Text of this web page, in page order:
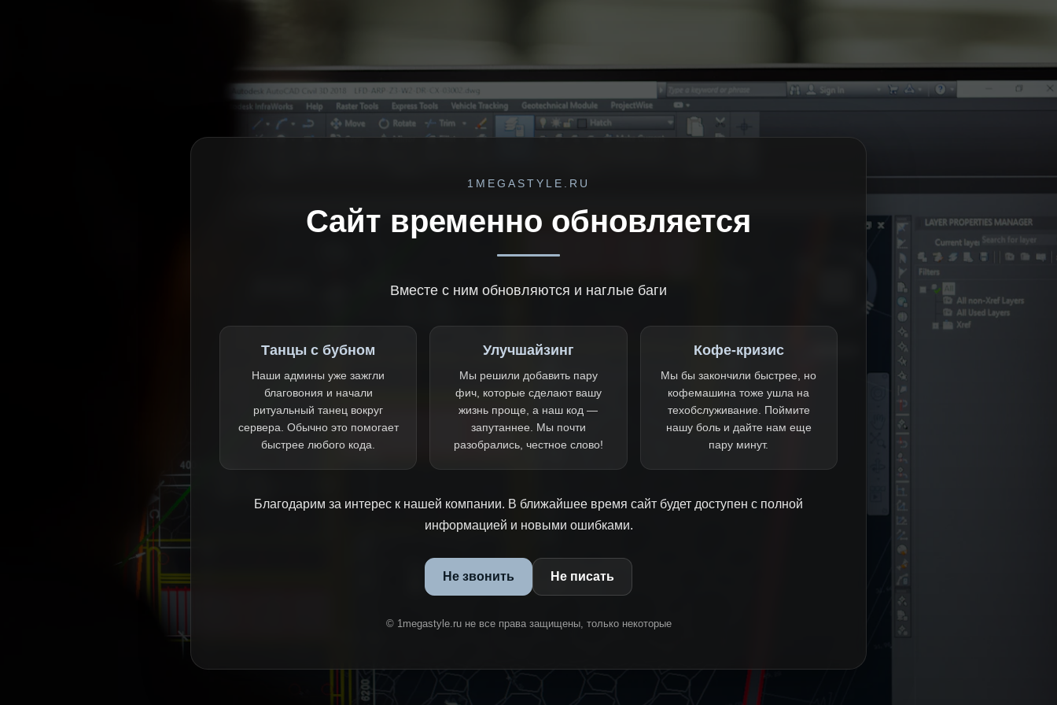
1MEGASTYLE.RU
Сайт временно обновляется
Вместе с ним обновляются и наглые баги
Танцы с бубном
Наши админы уже зажгли
благовония и начали
ритуальный танец вокруг
сервера. Обычно это помогает
быстрее любого кода.
Улучшайзинг
Мы решили добавить пару
фич, которые сделают вашу
жизнь проще, а наш код —
запутаннее. Мы почти
разобрались, честное слово!
Кофе-кризис
Мы бы закончили быстрее, но
кофемашина тоже ушла на
техобслуживание. Поймите
нашу боль и дайте нам еще
пару минут.
Благодарим за интерес к нашей компании. В ближайшее время сайт будет доступен с полной
информацией и новыми ошибками.
Не звонить Не писать
© 1megastyle.ru не все права защищены, только некоторые